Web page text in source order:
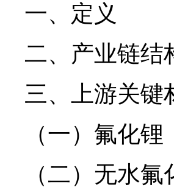
一、定义
二、产业链结
三、上游关键
（一）氟化锂
（二）无水氟